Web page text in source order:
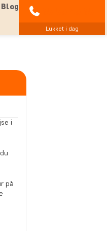
Blog
Lukket i dag
i
på